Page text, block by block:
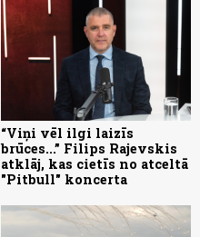
“Viņi vēl ilgi laizīs
brūces...” Filips Rajevskis
atklāj, kas cietīs no atceltā
"Pitbull" koncerta